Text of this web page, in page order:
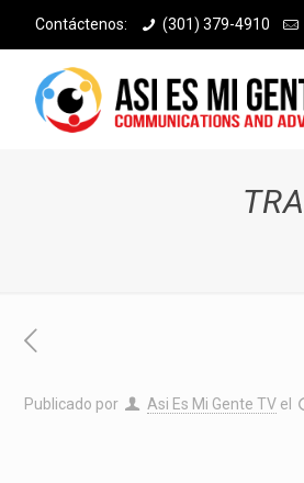
Contáctenos: (301) 379-4910
Publicado por Asi Es Mi Gente TV el